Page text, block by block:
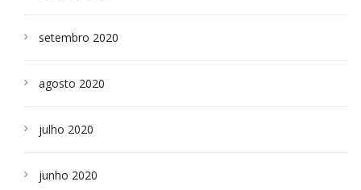
setembro 2020
agosto 2020
julho 2020
junho 2020